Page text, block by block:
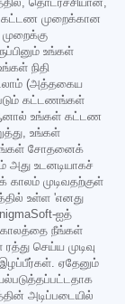
தொடர்ச்சியான,
கட்டண முறைக்கான
உங்கள்
நிதி
(அத்தகைய
கட்டணங்கள்
உங்கள் கட்டண
உங்கள்
உங்கள் சோதனைக்
அது உடனடியாகச்
முடிவதற்குள்
உள்ள 'எனது
ஐத்
நீங்கள்
செய்ய முடிவு
ஏதேனும்
அடிப்படையில்